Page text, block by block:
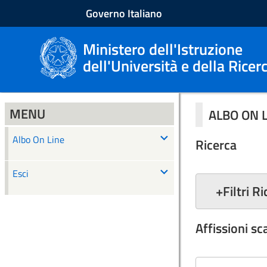
Governo Italiano
Ministero dell'Istruzione
dell'Università e della
MENU
Albo On Line
Esci
ALBO ON
Ricerca
+Filtri
Affissioni